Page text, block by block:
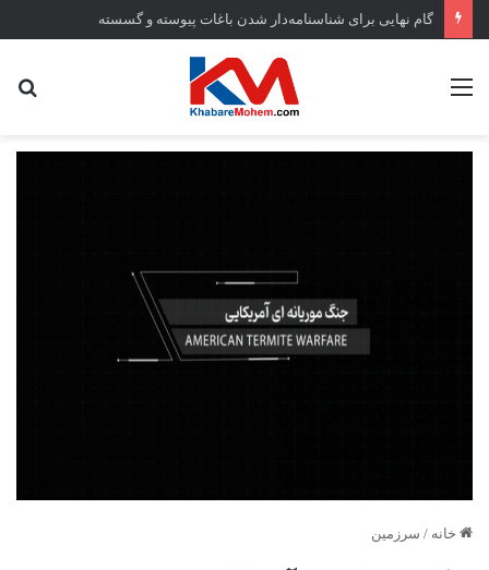
گام نهایی برای شناسنامه‌دار شدن باغات پیوسته و گسسته
منو
خانه / سرزمین